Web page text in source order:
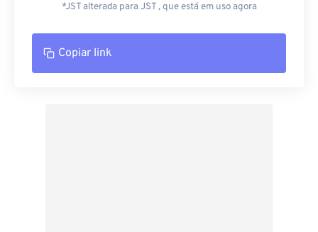
*JST alterada para JST , que está em uso agora
Copiar link